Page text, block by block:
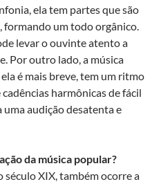
ela tem partes que são
formando um todo orgânico.
levar o ouvinte atento a
Por outro lado, a música
é mais breve, tem um ritmo
harmônicas de fácil
uma audição desatenta e
da música popular?
século XIX, também ocorre a